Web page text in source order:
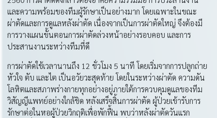
และความพร้อมของทีมผู้รักษาเป็นอย่างมาก โดยเฉพาะในขณะ
ผ่าตัดและการดูแลหลังผ่าตัด เนื่องจากเป็นการผ่าตัดใหญ่ จึงต้องมี
การวางแผนขั้นตอนการผ่าตัดล่วงหน้าอย่างรอบคอบ และการ
ประสานงานระหว่างทีมที่ดี
การผ่าตัดใช้เวลานานถึง 12 ชั่วโมง 5 นาที โดยเริ่มจากการปลูกถ่าย
หัวใจ ตับ และไต เป็นอวัยวะสุดท้าย โดยในระหว่างผ่าตัด ความดัน
โลหิตและสภาพร่างกายทุกอย่างอยู่ภายใต้การควบคุมดูแลของทีม
วิสัญญีแพทย์อย่างใกล้ชิด หลังเสร็จสิ้นการผ่าตัด ผู้ป่วยเข้ารับการ
รักษาต่อในหอผู้ป่วยวิกฤติเพื่อพักฟื้น พบว่าหลังผ่าตัดวันแรก